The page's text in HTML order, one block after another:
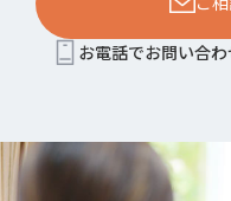
お電話でお問い合わ